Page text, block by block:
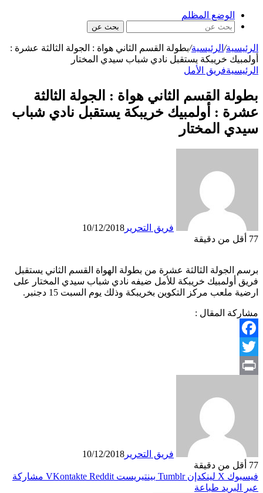
الوضع المظلم
بحث عن
الرئيسية/ الرئيسية/بطولة القسم الثاني هواة : الجولة الثالثة عشرة :
أولمبيك خريبكة يستقبل نادي شباب سيدي المختار
الرئيسيةفريق الأمل
بطولة القسم الثاني هواة : الجولة الثالثة
عشرة : أولمبيك خريبكة يستقبل نادي شباب
سيدي المختار
فريق التحرير 10/12/2018
77 أقل من دقيقة
برسم الجولة الثالثة عشرة من بطولة الهواة القسم الثاني يستقبل
فريق أولمبيك خريبكة للأمل ضيفه نادي شباب سيدي المختار على
ارضية ملعب مركز التكوين بخريبكة وذلك يوم السبت 15 دجنبر.
مشاركة المقال :
Facebook
Twitter
فريق التحرير 10/12/2018
77 أقل من دقيقة
فيسبوك X لينكدإن بينتيريست
مشاركة
عبر البريد طباعة